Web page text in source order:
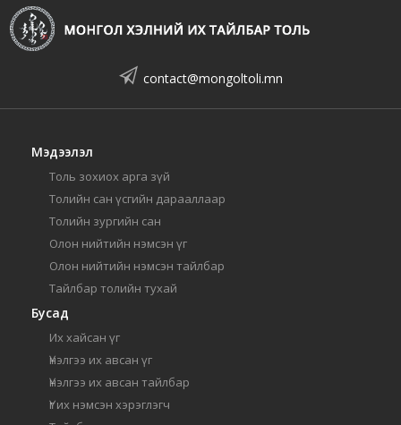
contact@mongoltoli.mn
Мэдээлэл
Толь зохиох арга зүй
Толийн сан үсгийн дарааллаар
Толийн зургийн сан
Олон нийтийн нэмсэн үг
Олон нийтийн нэмсэн тайлбар
Тайлбар толийн тухай
Бусад
Их хайсан үг
Үнэлгээ их авсан үг
Үнэлгээ их авсан тайлбар
Үг их нэмсэн хэрэглэгч